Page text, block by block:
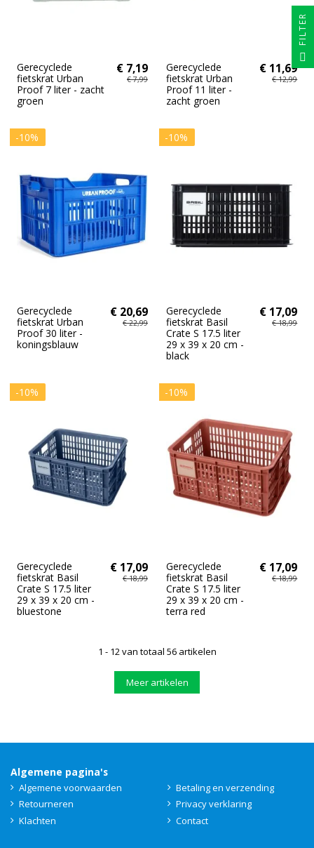
Gerecyclede
fietskrat Urban
Proof 7 liter - zacht
groen
€ 7,19
€ 7,99
Gerecyclede
fietskrat Urban
Proof 11 liter -
zacht groen
€ 11,69
€ 12,99
-10%
Gerecyclede
fietskrat Urban
Proof 30 liter -
koningsblauw
€ 20,69
€ 22,99
-10%
Gerecyclede
fietskrat Basil
Crate S 17.5 liter
29 x 39 x 20 cm -
black
€ 17,09
€ 18,99
-10%
Gerecyclede
fietskrat Basil
Crate S 17.5 liter
29 x 39 x 20 cm -
bluestone
€ 17,09
€ 18,99
-10%
Gerecyclede
fietskrat Basil
Crate S 17.5 liter
29 x 39 x 20 cm -
terra red
€ 17,09
€ 18,99
1 - 12 van totaal 56 artikelen
Meer artikelen
Algemene pagina's
Algemene voorwaarden
Betaling en verzending
Retourneren
Privacy verklaring
Klachten
Contact
FILTER